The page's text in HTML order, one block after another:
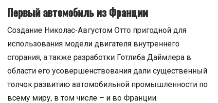
Первый автомобиль из Франции
Создание Николас-Августом Отто пригодной для
использования модели двигателя внутреннего
сгорания, а также разработки Готлиба Даймлера в
области его усовершенствования дали существенный
толчок развитию автомобильной промышленности по
всему миру, в том числе – и во Франции.